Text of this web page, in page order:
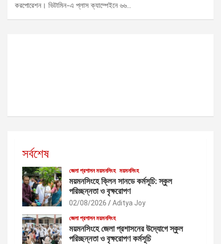
করপোরেশন। ভিটামিন-এ প্লাস ক্যাম্পেইনে ৬৬…
সর্বশেষ
জেলা প্রশাসন ময়মনসিংহ ময়মনসিংহ
ময়মনসিংহে ক্লিন সানডে কর্মসূচি: স্কুল
পরিচ্ছন্নতা ও বৃক্ষরোপণ
02/08/2026 Aditya Joy
জেলা প্রশাসন ময়মনসিংহ
ময়মনসিংহে জেলা প্রশাসনের উদ্যোগে স্কুল
পরিচ্ছন্নতা ও বৃক্ষরোপণ কর্মসূচি